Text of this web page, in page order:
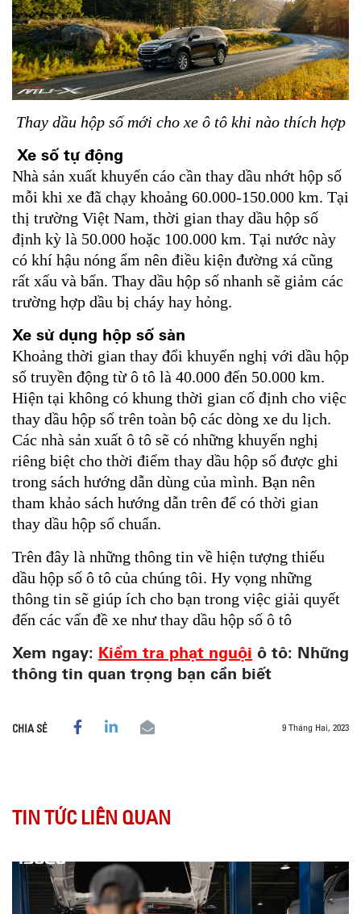
Thay dầu hộp số mới cho xe ô tô khi nào thích hợp
Xe số tự động
Nhà sản xuất khuyến cáo cần thay dầu nhớt hộp số
mỗi khi xe đã chạy khoảng 60.000-150.000 km. Tại
thị trường Việt Nam, thời gian thay dầu hộp số
định kỳ là 50.000 hoặc 100.000 km. Tại nước này
có khí hậu nóng ẩm nên điều kiện đường xá cũng
rất xấu và bẩn. Thay dầu hộp số nhanh sẽ giảm các
trường hợp dầu bị cháy hay hỏng.
Xe sử dụng hộp số sàn
Khoảng thời gian thay đổi khuyến nghị với dầu hộp
số truyền động từ ô tô là 40.000 đến 50.000 km.
Hiện tại không có khung thời gian cố định cho việc
thay dầu hộp số trên toàn bộ các dòng xe du lịch.
Các nhà sản xuất ô tô sẽ có những khuyến nghị
riêng biệt cho thời điểm thay dầu hộp số được ghi
trong sách hướng dẫn dùng của mình. Bạn nên
tham khảo sách hướng dẫn trên để có thời gian
thay dầu hộp số chuẩn.
Trên đây là những thông tin về hiện tượng thiếu
dầu hộp số ô tô của chúng tôi. Hy vọng những
thông tin sẽ giúp ích cho bạn trong việc giải quyết
đến các vấn đề xe như thay dầu hộp số ô tô
Xem ngay: Kiểm tra phạt nguội ô tô: Những
thông tin quan trọng bạn cần biết
CHIA SẺ 9 Tháng Hai, 2023
TIN TỨC LIÊN QUAN